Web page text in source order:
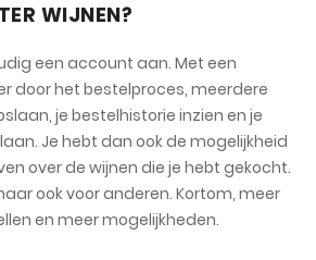
WIJNEN?
een account aan. Met een
door het bestelproces, meerdere
je bestelhistorie inzien en je
Je hebt dan ook de mogelijkheid
over de wijnen die je hebt gekocht.
ook voor anderen. Kortom, meer
en meer mogelijkheden.